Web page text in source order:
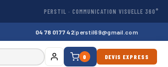
PERSTIL · COMMUNICATION VISUELLE 360°
04 78 01 77 42|perstil69@gmail.com
0 DEVIS EXPRESS